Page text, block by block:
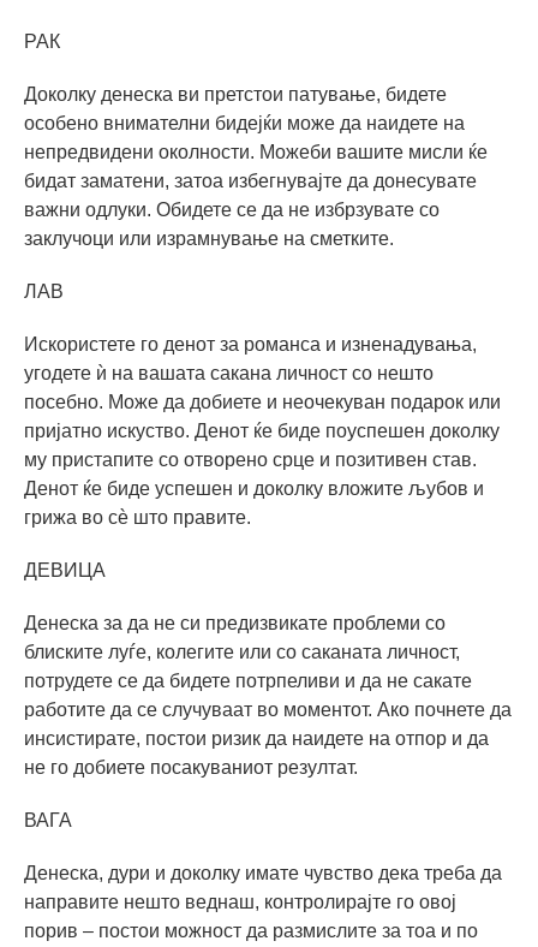
РАК
Доколку денеска ви претстои патување, бидете
особено внимателни бидејќи може да наидете на
непредвидени околности. Можеби вашите мисли ќе
бидат заматени, затоа избегнувајте да донесувате
важни одлуки. Обидете се да не избрзувате со
заклучоци или израмнување на сметките.
ЛАВ
Искористете го денот за романса и изненадувања,
угодете ѝ на вашата сакана личност со нешто
посебно. Може да добиете и неочекуван подарок или
пријатно искуство. Денот ќе биде поуспешен доколку
му пристапите со отворено срце и позитивен став.
Денот ќе биде успешен и доколку вложите љубов и
грижа во сѐ што правите.
ДЕВИЦА
Денеска за да не си предизвикате проблеми со
блиските луѓе, колегите или со саканата личност,
потрудете се да бидете потрпеливи и да не сакате
работите да се случуваат во моментот. Ако почнете да
инсистирате, постои ризик да наидете на отпор и да
не го добиете посакуваниот резултат.
ВАГА
Денеска, дури и доколку имате чувство дека треба да
направите нешто веднаш, контролирајте го овој
порив – постои можност да размислите за тоа и по